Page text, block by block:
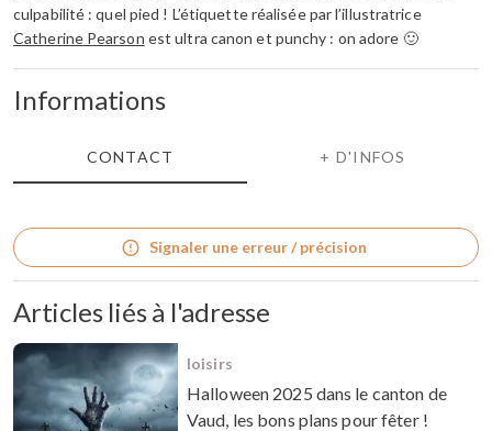
culpabilité : quel pied ! L’étiquette réalisée par l’illustratrice
Catherine Pearson est ultra canon et punchy : on adore 🙂
Informations
CONTACT + D'INFOS
Signaler une erreur / précision
Articles liés à l'adresse
loisirs
Halloween 2025 dans le canton de
Vaud, les bons plans pour fêter !